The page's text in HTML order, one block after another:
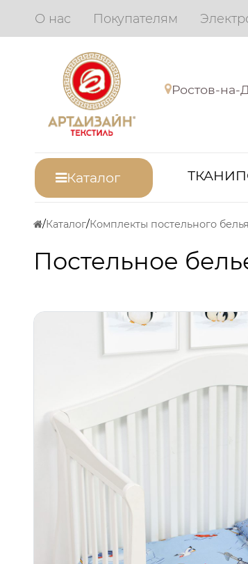
О нас Покупателям
Ростов-на-
Каталог ТКАНИ
Каталог Комплекты постельного белья
Постельное